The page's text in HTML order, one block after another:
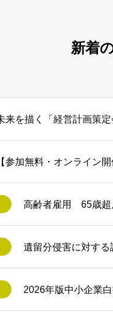
新着
来を描く「経営計画策
【参加無料・オンライン
高齢者雇用 65歳超
遺留分侵害に対する
2026年版中小企業